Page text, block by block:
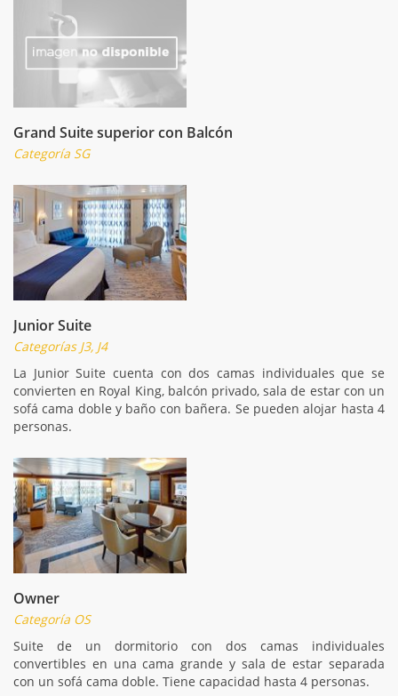
Grand Suite superior con Balcón
Categoría SG
Junior Suite
Categorías J3, J4
La Junior Suite cuenta con dos camas individuales que se
convierten en Royal King, balcón privado, sala de estar con un
sofá cama doble y baño con bañera. Se pueden alojar hasta 4
personas.
Owner
Categoría OS
Suite de un dormitorio con dos camas individuales
convertibles en una cama grande y sala de estar separada
con un sofá cama doble. Tiene capacidad hasta 4 personas.